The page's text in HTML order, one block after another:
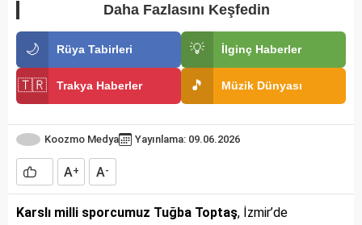
Daha Fazlasını Keşfedin
🌙 Rüya Tabirleri 💡 İlginç Haberler
🇹🇷 Trakya Haberler 🎵 Müzik Dünyası
Koozmo Medya Yayınlama: 09.06.2026
A+ A-
Karslı milli sporcumuz Tuğba Toptaş, İzmir’de